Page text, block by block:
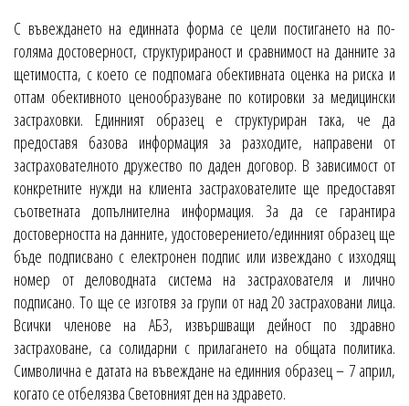
С въвеждането на единната форма се цели постигането на по-
голяма достоверност, структурираност и сравнимост на данните за
щетимостта, с което се подпомага обективната оценка на риска и
оттам обективното ценообразуване по котировки за медицински
застраховки. Единният образец е структуриран така, че да
предоставя базова информация за разходите, направени от
застрахователното дружество по даден договор. В зависимост от
конкретните нужди на клиента застрахователите ще предоставят
съответната допълнителна информация. За да се гарантира
достоверността на данните, удостоверението/единният образец ще
бъде подписвано с електронен подпис или извеждано с изходящ
номер от деловодната система на застрахователя и лично
подписано. То ще се изготвя за групи от над 20 застраховани лица.
Всички членове на АБЗ, извършващи дейност по здравно
застраховане, са солидарни с прилагането на общата политика.
Символична е датата на въвеждане на единния образец – 7 април,
когато се отбелязва Световният ден на здравето.